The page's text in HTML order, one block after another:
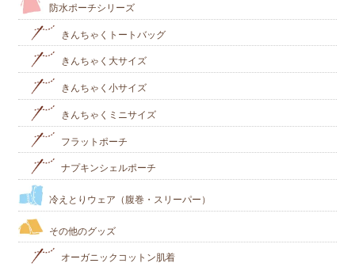
防水ポーチシリーズ
きんちゃくトートバッグ
きんちゃく大サイズ
きんちゃく小サイズ
きんちゃくミニサイズ
フラットポーチ
ナプキンシェルポーチ
冷えとりウェア（腹巻・スリーパー）
その他のグッズ
オーガニックコットン肌着